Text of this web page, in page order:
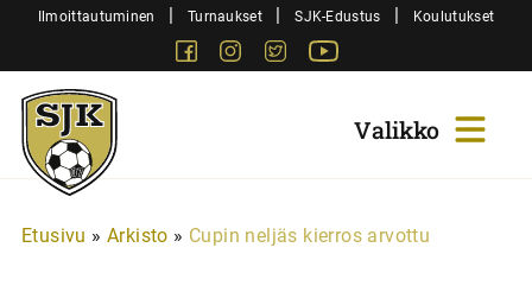
SiirryIlmoittautuminen | Turnaukset | SJK-Edustus | Koulutukset
FacebookInstagram
Twitter
Sjk-
Juniorit
Etusivu » Arkisto » Cupin neljäs kierros arvottu